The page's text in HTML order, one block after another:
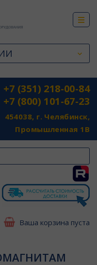
+7 (351) 218-00-84
+7 (800) 101-67-23
454038, г. Челябинск,
Промышленная 1В
Ваша корзина пуста